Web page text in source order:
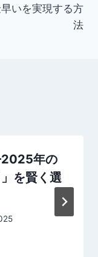
いを実現する方
法
年の
を賢く選